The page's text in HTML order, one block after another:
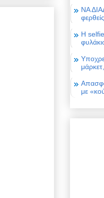
ΝΑ
Η selfie
με